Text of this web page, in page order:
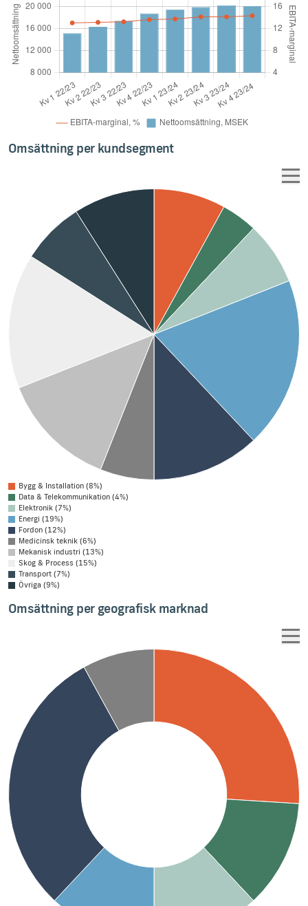
Omsättning per kundsegment
Bygg & Installation (8%)
Data & Telekommunikation (4%)
Elektronik (7%)
Energi (19%)
Fordon (12%)
Medicinsk teknik (6%)
Mekanisk industri (13%)
Skog & Process (15%)
Transport (7%)
Övriga (9%)
Omsättning per geografisk marknad